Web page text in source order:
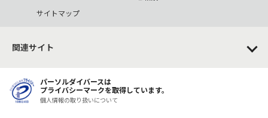
サイトマップ
関連サイト
パーソルダイバースは
プライバシーマークを取得しています。
個人情報の取り扱いについて